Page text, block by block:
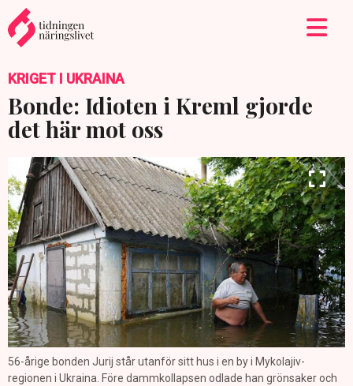
KRIGET I UKRAINA
Bonde: Idioten i Kreml gjorde
det här mot oss
56-årige bonden Jurij står utanför sitt hus i en by i Mykolajiv-
regionen i Ukraina. Före dammkollapsen odlade han grönsaker och